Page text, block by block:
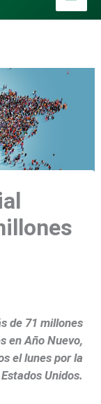
de 71 millones
en Año Nuevo,
el lunes por la
Unidos.